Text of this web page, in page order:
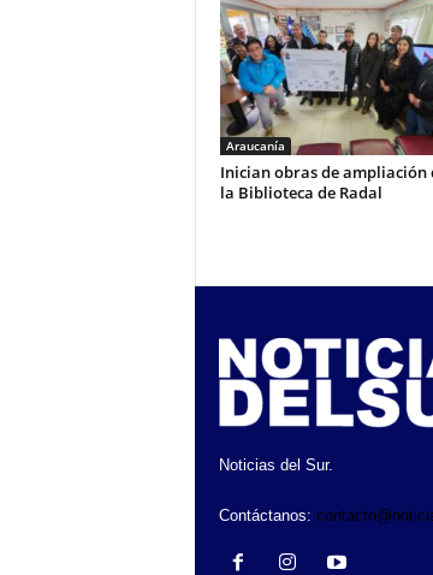
Araucanía
Inician obras de ampliación
la Biblioteca de Radal
Noticias del Sur.
Contáctanos: